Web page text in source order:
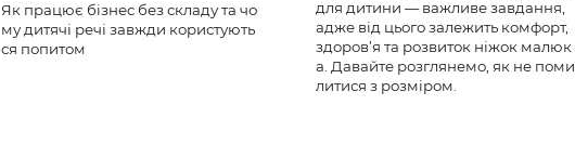
Як працює бізнес без складу та чо
му дитячі речі завжди користують
ся попитом
для дитини — важливе завдання,
адже від цього залежить комфорт,
здоров’я та розвиток ніжок малюк
а. Давайте розглянемо, як не поми
литися з розміром.